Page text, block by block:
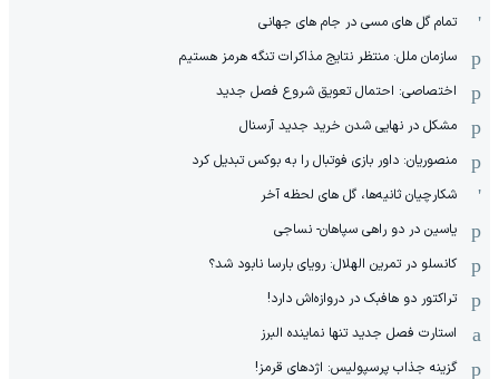
تمام گل های مسی در جام های جهانی
سازمان ملل: منتظر نتایج مذاکرات تنگه هرمز هستیم
اختصاصی: احتمال تعویق شروع فصل جدید
مشکل در نهایی شدن خرید جدید آرسنال
منصوریان: داور بازی فوتبال را به بوکس تبدیل کرد
شکارچیان ثانیه‌ها، گل های لحظه آخر
یاسین در دو راهی سپاهان- نساجی
کانسلو در تمرین الهلال: رویای بارسا نابود شد؟
تراکتور دو هافبک در دروازه‌اش دارد!
استارت فصل جدید تنها نماینده البرز
گزینه جذاب پرسپولیس: اژدهای قرمز!